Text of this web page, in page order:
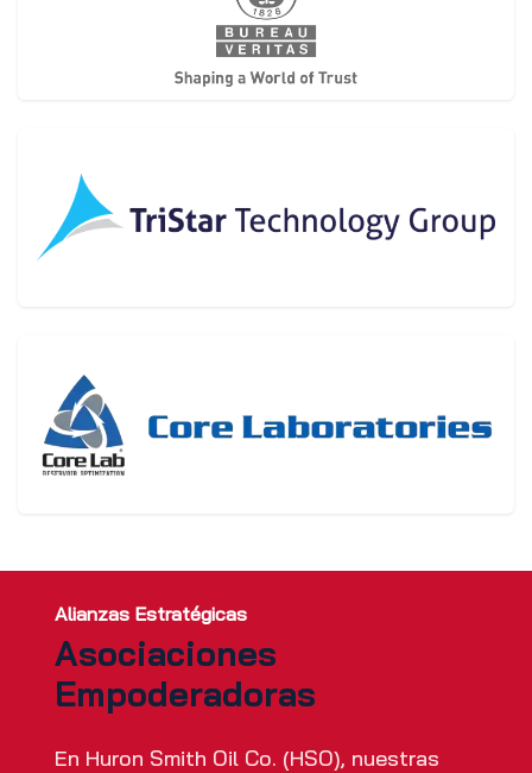
Alianzas Estratégicas
Asociaciones
Empoderadoras
En Huron Smith Oil Co. (HSO), nuestras